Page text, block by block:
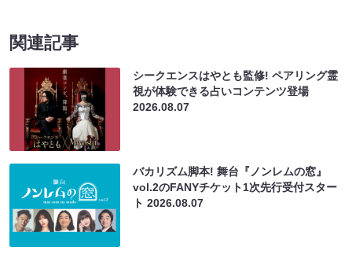
関連記事
シークエンスはやとも監修! ペアリング霊
視が体験できる占いコンテンツ登場
2026.08.07
バカリズム脚本! 舞台『ノンレムの窓』
vol.2のFANYチケット1次先行受付スター
ト2026.08.07